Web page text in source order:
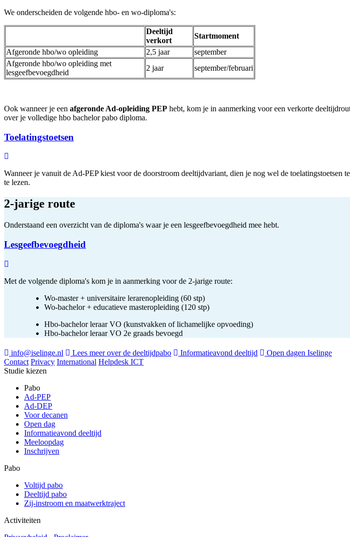
We onderscheiden de volgende hbo- en wo-diploma's:
Deeltijd
verkort
Startmoment
Afgeronde hbo/wo opleiding
2,5 jaar
september
Afgeronde hbo/wo opleiding met
lesgeefbevoegdheid
2 jaar september/februari
Ook wanneer je een afgeronde Ad-opleiding PEP hebt, kom je in aanmerking voor een verkorte
over je volledige hbo bachelor pabo diploma.
Toelatingstoetsen
Wanneer je vanuit de Ad-PEP kiest voor de doorstroom deeltijdvariant, dien je nog wel de toelatingstoetsen
te lezen.
2-jarige route
Onderstaand een overzicht van de diploma's waar je een lesgeefbevoegdheid mee hebt.
Lesgeefbevoegdheid
Met de volgende diploma's kom je in aanmerking voor de 2-jarige route:
Wo-master + universitaire lerarenopleiding (60 stp)
Wo-bachelor + educatieve masteropleiding (120 stp)
Hbo-bachelor leraar VO (kunstvakken of lichamelijke opvoeding)
Hbo-bachelor leraar VO 2e graads bevoegd
info@iselinge.nl Lees meer over de deeltijdpabo Informatieavond deeltijd
Open dagen Iselinge
Contact Privacy International Helpdesk ICT
Studie kiezen
Pabo
Ad-PEP
Ad-DEP
Voor decanen
Open dag
Informatieavond deeltijd
Meeloopdag
Inschrijven
Pabo
Voltijd pabo
Deeltijd pabo
Zij-instroom en maatwerktraject
Activiteiten